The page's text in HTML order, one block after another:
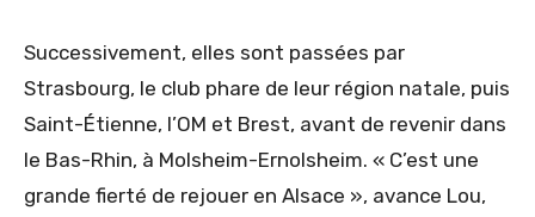
Successivement, elles sont passées par
Strasbourg, le club phare de leur région natale, puis
Saint-Étienne, l’OM et Brest, avant de revenir dans
le Bas-Rhin, à Molsheim-Ernolsheim. « C’est une
grande fierté de rejouer en Alsace », avance Lou,